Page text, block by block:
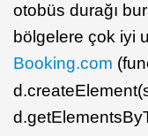
otobüs durağı
bölgelere çok iyi
Booking.com